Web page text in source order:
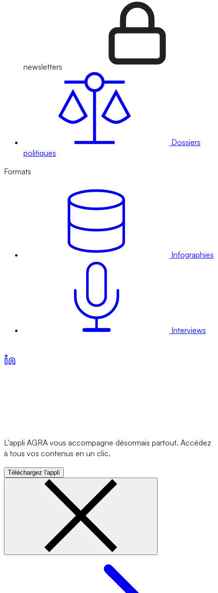
newsletters
Dossiers
politiques
Formats
Infographies
Interviews
L'appli AGRA vous accompagne désormais partout. Accédez
à tous vos contenus en un clic.
Téléchargez l'appli